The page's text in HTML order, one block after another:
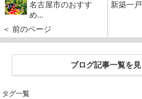
名古屋市のおすす
め...
＜ 前のページ
新築一
ブログ記事一覧を見
タグ一覧